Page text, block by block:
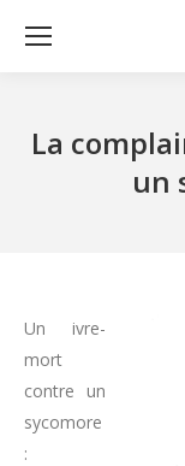
La
un
Un ivre-
mort
contre un
sycomore
: